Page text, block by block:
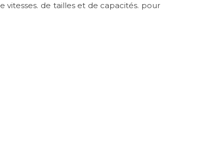
de tailles et de capacités. pour